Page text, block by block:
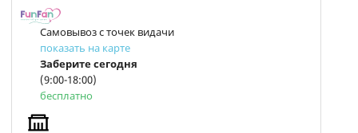
Самовывоз с точек видачи
показать на карте
Заберите сегодня
(9:00-18:00)
бесплатно